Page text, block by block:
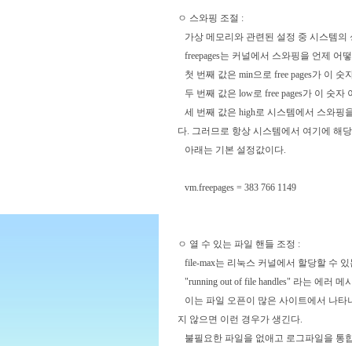
ㅇ 스와핑 조절 :
가상 메모리와 관련된 설정 중 시스템의
freepages는 커널에서 스와핑을 언제 어
첫 번째 값은 min으로 free pages가 이
두 번째 값은 low로 free pages가 이 숫
세 번째 값은 high로 시스템에서 스와핑
다. 그러므로 항상 시스템에서 여기에 해
아래는 기본 설정값이다.
vm.freepages = 383 766 1149
ㅇ 열 수 있는 파일 핸들 조정 :
file-max는 리눅스 커널에서 할당할 수
"running out of file handles" 라는 에러
이는 파일 오픈이 많은 사이트에서 나타
지 않으면 이런 경우가 생긴다.
불필요한 파일을 없애고 로그파일을 통